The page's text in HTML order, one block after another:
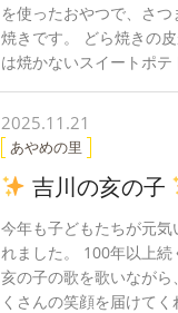
を使ったおやつで、さ
焼きです。 どら焼きの
は焼かないスイートポ
2025.11.21
あやめの里
吉川の亥の子
今年も子どもたちが元気
れました。 100年以上続
亥の子の歌を歌いながら
くさんの笑顔を届けて